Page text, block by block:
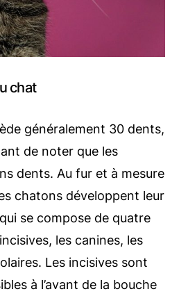
chat
généralement 30 dents,
de noter que les
dents. Au fur et à mesure
chatons développent leur
se compose de quatre
les canines, les
Les incisives sont
à l’avant de la bouche